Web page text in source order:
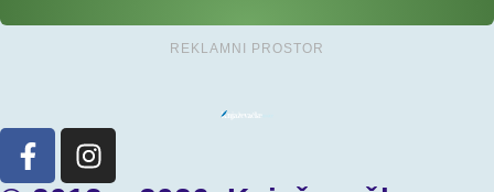
REKLAMNI PROSTOR